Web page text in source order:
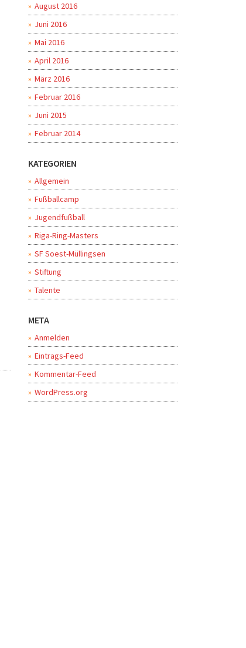
August 2016
Juni 2016
Mai 2016
April 2016
März 2016
Februar 2016
Juni 2015
Februar 2014
KATEGORIEN
Allgemein
Fußballcamp
Jugendfußball
Riga-Ring-Masters
SF Soest-Müllingsen
Stiftung
Talente
META
Anmelden
Eintrags-Feed
Kommentar-Feed
WordPress.org